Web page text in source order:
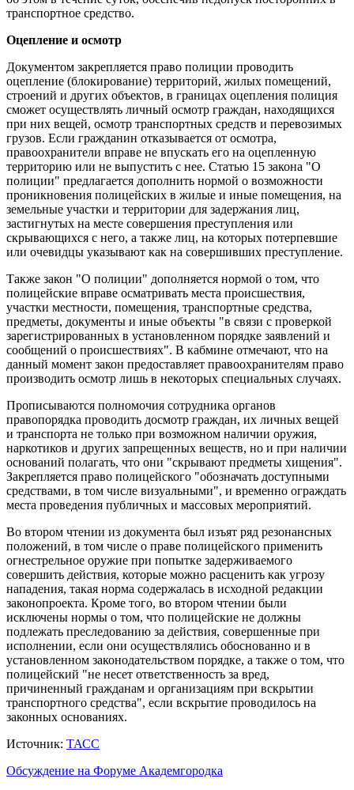
транспортное средство.
Оцепление и осмотр
Документом закрепляется право полиции проводить
оцепление (блокирование) территорий, жилых помещений,
строений и других объектов, в границах оцепления полиция
сможет осуществлять личный осмотр граждан, находящихся
при них вещей, осмотр транспортных средств и перевозимых
грузов. Если гражданин отказывается от осмотра,
правоохранители вправе не впускать его на оцепленную
территорию или не выпустить с нее. Статью 15 закона "О
полиции" предлагается дополнить нормой о возможности
проникновения полицейских в жилые и иные помещения, на
земельные участки и территории для задержания лиц,
застигнутых на месте совершения преступления или
скрывающихся с него, а также лиц, на которых потерпевшие
или очевидцы указывают как на совершивших преступление.
Также закон "О полиции" дополняется нормой о том, что
полицейские вправе осматривать места происшествия,
участки местности, помещения, транспортные средства,
предметы, документы и иные объекты "в связи с проверкой
зарегистрированных в установленном порядке заявлений и
сообщений о происшествиях". В кабмине отмечают, что на
данный момент закон предоставляет правоохранителям право
производить осмотр лишь в некоторых специальных случаях.
Прописываются полномочия сотрудника органов
правопорядка проводить досмотр граждан, их личных вещей
и транспорта не только при возможном наличии оружия,
наркотиков и других запрещенных веществ, но и при наличии
оснований полагать, что они "скрывают предметы хищения".
Закрепляется право полицейского "обозначать доступными
средствами, в том числе визуальными", и временно ограждать
места проведения публичных и массовых мероприятий.
Во втором чтении из документа был изъят ряд резонансных
положений, в том числе о праве полицейского применить
огнестрельное оружие при попытке задерживаемого
совершить действия, которые можно расценить как угрозу
нападения, такая норма содержалась в исходной редакции
законопроекта. Кроме того, во втором чтении были
исключены нормы о том, что полицейские не должны
подлежать преследованию за действия, совершенные при
исполнении, если они осуществлялись обоснованно и в
установленном законодательством порядке, а также о том, что
полицейский "не несет ответственность за вред,
причиненный гражданам и организациям при вскрытии
транспортного средства", если вскрытие проводилось на
законных основаниях.
Источник: ТАСС
Обсуждение на Форуме Академгородка